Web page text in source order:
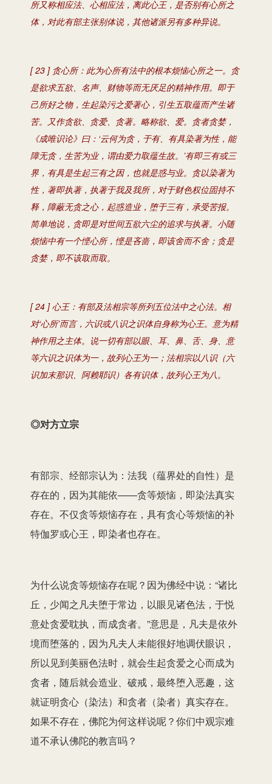
所又称相应法、心相应法，离此心王，是否别有心所之
体，对此有部主张别体说，其他诸派另有多种异说。
[ 23 ] 贪心所：此为心所有法中的根本烦恼心所之一。贪
是欲求五欲、名声、财物等而无厌足的精神作用。即于
己所好之物，生起染污之爱著心，引生五取蕴而产生诸
苦。又作贪欲、贪爱、贪著。略称欲、爱。贪者贪婪，
《成唯识论》曰：‘云何为贪，于有、有具染著为性，能
障无贪，生苦为业，谓由爱力取蕴生故。’有即三有或三
界，有具是生起三有之因，也就是惑与业。贪以染著为
性，著即执著，执著于我及我所，对于财色权位固持不
释，障蔽无贪之心，起惑造业，堕于三有，承受苦报。
简单地说，贪即是对世间五欲六尘的追求与执著。小随
烦恼中有一个悭心所，悭是吝啬，即该舍而不舍；贪是
贪婪，即不该取而取。
[ 24 ] 心王：有部及法相宗等所列五位法中之心法。相
对‘心所’而言，六识或八识之识体自身称为心王。意为精
神作用之主体。说一切有部以眼、耳、鼻、舌、身、意
等六识之识体为一，故列心王为一；法相宗以八识（六
识加末那识、阿赖耶识）各有识体，故列心王为八。
◎对方立宗
有部宗、经部宗认为：法我（蕴界处的自性）是
存在的，因为其能依——贪等烦恼，即染法真实
存在。不仅贪等烦恼存在，具有贪心等烦恼的补
特伽罗或心王，即染者也存在。
为什么说贪等烦恼存在呢？因为佛经中说：“诸比
丘，少闻之凡夫堕于常边，以眼见诸色法，于悦
意处贪爱耽执，而成贪者。”意思是，凡夫是依外
境而堕落的，因为凡夫人未能很好地调伏眼识，
所以见到美丽色法时，就会生起贪爱之心而成为
贪者，随后就会造业、破戒，最终堕入恶趣，这
就证明贪心（染法）和贪者（染者）真实存在。
如果不存在，佛陀为何这样说呢？你们中观宗难
道不承认佛陀的教言吗？